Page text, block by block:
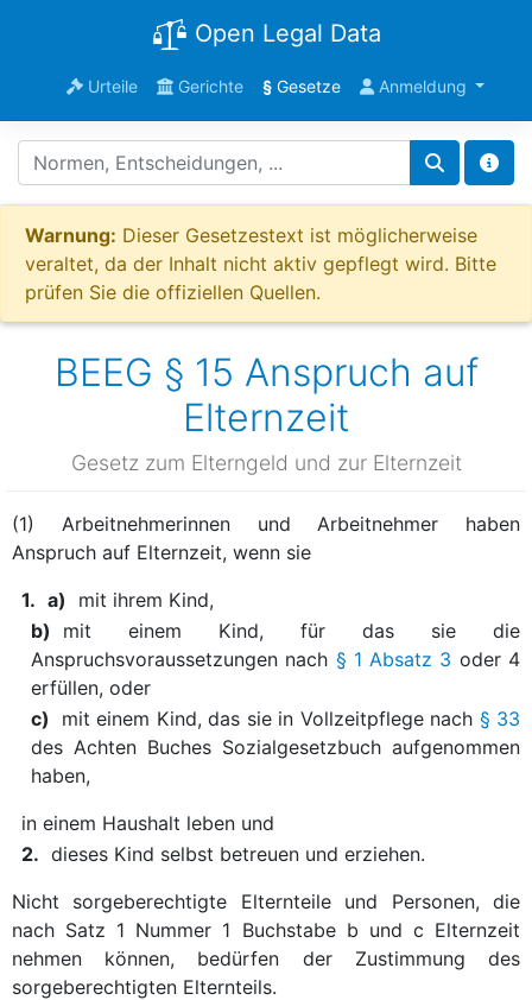
Open Legal Data
Urteile Gerichte §Gesetze Anmeldung
Warnung: Dieser Gesetzestext ist möglicherweise
veraltet, da der Inhalt nicht aktiv gepflegt wird. Bitte
prüfen Sie die offiziellen Quellen.
BEEG § 15 Anspruch auf
Elternzeit
Gesetz zum Elterngeld und zur Elternzeit
(1) Arbeitnehmerinnen und Arbeitnehmer haben
Anspruch auf Elternzeit, wenn sie
1. a)
mit ihrem Kind,
b)
mit einem Kind, für das sie die
Anspruchsvoraussetzungen nach § 1 Absatz 3 oder 4
erfüllen, oder
c)
mit einem Kind, das sie in Vollzeitpflege nach § 33
des Achten Buches Sozialgesetzbuch aufgenommen
haben,
in einem Haushalt leben und
2. dieses Kind selbst betreuen und erziehen.
Nicht sorgeberechtigte Elternteile und Personen, die
nach Satz 1 Nummer 1 Buchstabe b und c Elternzeit
nehmen können, bedürfen der Zustimmung des
sorgeberechtigten Elternteils.